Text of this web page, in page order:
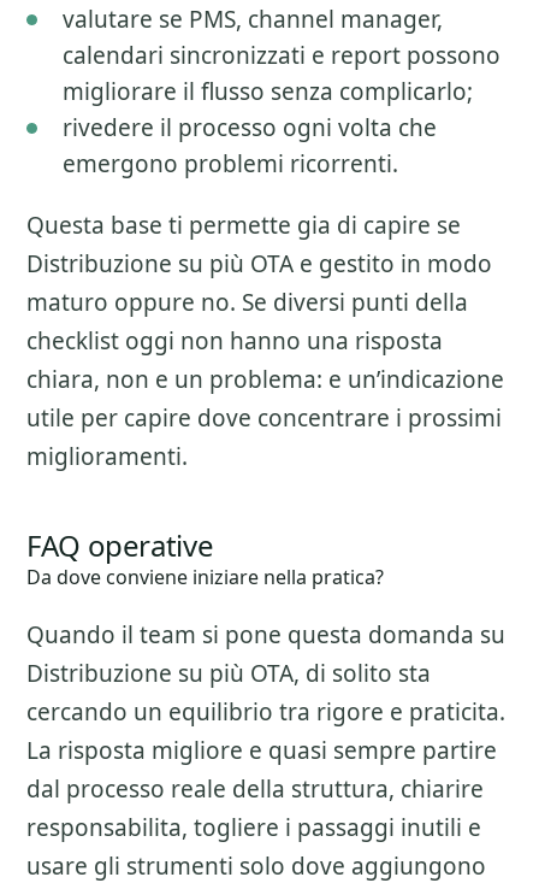
valutare se PMS, channel manager,
calendari sincronizzati e report possono
migliorare il flusso senza complicarlo;
rivedere il processo ogni volta che
emergono problemi ricorrenti.
Questa base ti permette gia di capire se
Distribuzione su più OTA e gestito in modo
maturo oppure no. Se diversi punti della
checklist oggi non hanno una risposta
chiara, non e un problema: e un’indicazione
utile per capire dove concentrare i prossimi
miglioramenti.
FAQ operative
Da dove conviene iniziare nella pratica?
Quando il team si pone questa domanda su
Distribuzione su più OTA, di solito sta
cercando un equilibrio tra rigore e praticita.
La risposta migliore e quasi sempre partire
dal processo reale della struttura, chiarire
responsabilita, togliere i passaggi inutili e
usare gli strumenti solo dove aggiungono